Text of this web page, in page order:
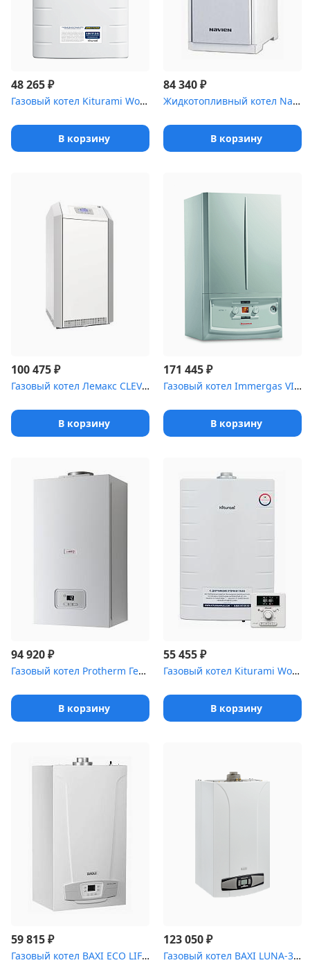
48 265₽
Газовый котел Kiturami World Alpha 30
В корзину
84 340₽
Жидкотопливный котел Navien LST-24KG 24 кВт двухконтурный
В корзину
100 475₽
Газовый котел Лемакс CLEVER 30
В корзину
171 445₽
Газовый котел Immergas VICTRIX 24 TT 2 ERP.(60/100)
В корзину
94 920₽
Газовый котел Protherm Гепард 12 MОV 12кВт двухконтурный дым
В корзину
55 455₽
Газовый котел Kiturami World Alpha 35
В корзину
59 815₽
Газовый котел BAXI ECO LIFE 1.24F турбо, одноконтурный , без труб...
123 050₽
Газовый котел BAXI LUNA-3 Комфорт 310 Fi турбо,без трубы R